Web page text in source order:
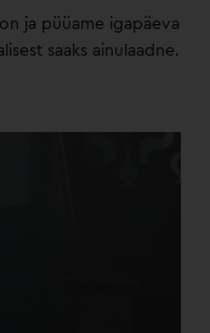
ja püüame igapäeva
saaks ainulaadne.